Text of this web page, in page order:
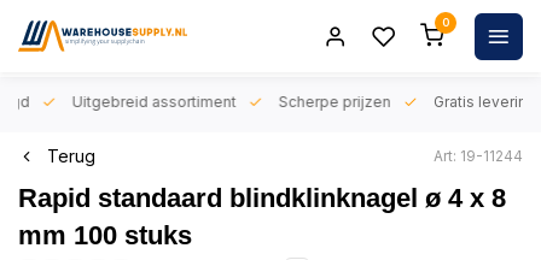
0
Uitgebreid assortiment Scherpe prijzen Gratis levering
Terug Art: 19-11244
Rapid standaard blindklinknagel ø 4 x 8
mm 100 stuks